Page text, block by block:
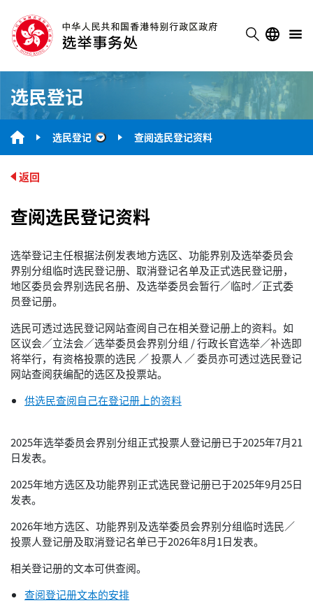
选民登记
选民登记 “选民登记”查阅选民登记资料
返回
查阅选民登记资料
选举登记主任根据法例发表地方选区、功能界别及选举委员会
界别分组临时选民登记册、取消登记名单及正式选民登记册，
地区委员会界别选民名册、及选举委员会暂行／临时／正式委
员登记册。
选民可透过选民登记网站查阅自己在相关登记册上的资料。如
区议会／立法会／选举委员会界别分组 / 行政长官选举／补选即
将举行，有资格投票的选民 ／ 投票人 ／ 委员亦可透过选民登记
网站查阅获编配的选区及投票站。
供选民查阅自己在登记册上的资料
2025年选举委员会界别分组正式投票人登记册已于2025年7月21
日发表。
2025年地方选区及功能界别正式选民登记册已于2025年9月25日
发表。
2026年地方选区、功能界别及选举委员会界别分组临时选民／
投票人登记册及取消登记名单已于2026年8月1日发表。
相关登记册的文本可供查阅。
查阅登记册文本的安排